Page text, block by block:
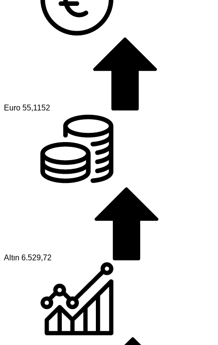
Euro 55,1152
Altın 6.529,72